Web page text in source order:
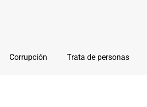
Corrupción Trata de personas